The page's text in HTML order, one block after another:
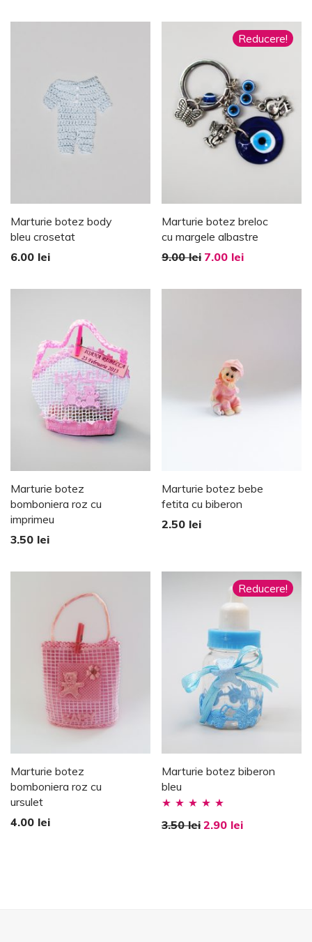
Marturie botez body
bleu crosetat
6.00 lei
Reducere!
Marturie botez breloc
cu margele albastre
9.00lei 7.00 lei
Marturie botez
bomboniera roz cu
imprimeu
3.50 lei
Marturie botez bebe
fetita cu biberon
2.50 lei
Marturie botez
bomboniera roz cu
ursulet
4.00 lei
Reducere!
Marturie botez biberon
bleu
Evaluat la
3.50lei 2.90 lei